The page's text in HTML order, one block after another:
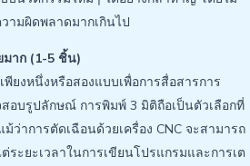
ามผิดพลาดมากเกินไป
มาก (1-5 ชิ้น)
ยงหนึ่งหรือสองแบบเพื่อการสื่อสารการ
อบรูปลักษณ์ การพิมพ์ 3 มิติถือเป็นตัวเลือกที่
ว่าการตัดเฉือนด้วยเครื่อง CNC จะสามารถ
ะยะเวลาในการเขียนโปรแกรมและการเต